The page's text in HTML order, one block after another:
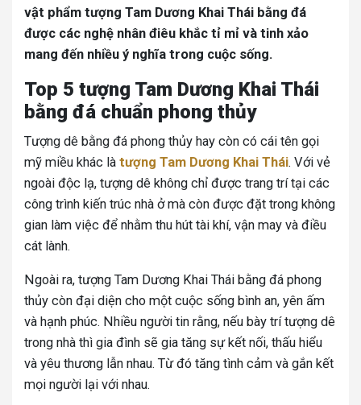
vật phẩm tượng Tam Dương Khai Thái bằng đá
được các nghệ nhân điêu khắc tỉ mỉ và tinh xảo
mang đến nhiều ý nghĩa trong cuộc sống.
Top 5 tượng Tam Dương Khai Thái
bằng đá chuẩn phong thủy
Tượng dê bằng đá phong thủy hay còn có cái tên gọi
mỹ miều khác là tượng Tam Dương Khai Thái. Với vẻ
ngoài độc lạ, tượng dê không chỉ được trang trí tại các
công trình kiến trúc nhà ở mà còn được đặt trong không
gian làm việc để nhằm thu hút tài khí, vận may và điều
cát lành.
Ngoài ra, tượng Tam Dương Khai Thái bằng đá phong
thủy còn đại diện cho một cuộc sống bình an, yên ấm
và hạnh phúc. Nhiều người tin rằng, nếu bày trí tượng dê
trong nhà thì gia đình sẽ gia tăng sự kết nối, thấu hiểu
và yêu thương lẫn nhau. Từ đó tăng tình cảm và gắn kết
mọi người lại với nhau.